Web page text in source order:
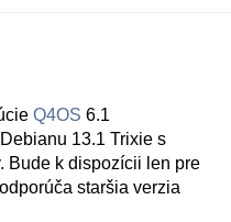
Q4OS 6.1
13.1 Trixie s
Bude k dispozícii len pre
staršia verzia